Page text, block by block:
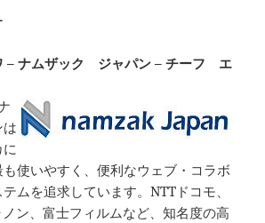
– ナムザック ジャパン – チーフ エ
使いやすく、便利なウェブ・コラボ
ムを追求しています。NTTドコモ、
ン、富士フィルムなど、知名度の高